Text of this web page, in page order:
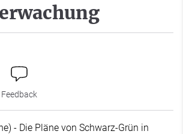
Feedback
- Die Pläne von Schwarz-Grün in